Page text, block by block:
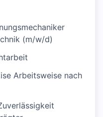
(m/w/d)
Arbeitsweise nach